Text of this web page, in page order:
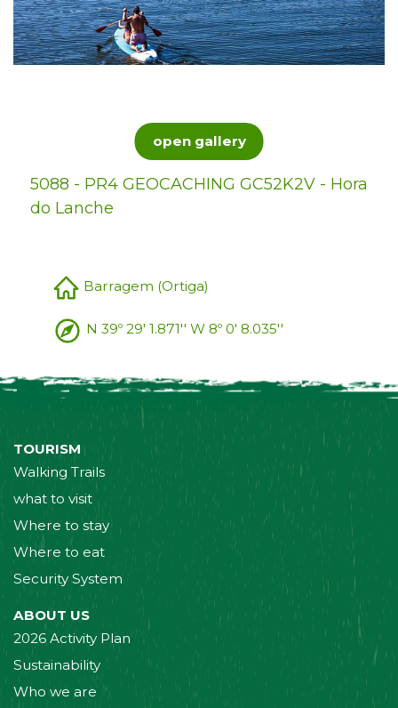
open gallery
5088 - PR4 GEOCACHING GC52K2V - Hora
do Lanche
Barragem (Ortiga)
N 39º 29' 1.871'' W 8º 0' 8.035''
TOURISM
Walking Trails
what to visit
Where to stay
Where to eat
Security System
ABOUT US
2026 Activity Plan
Sustainability
Who we are